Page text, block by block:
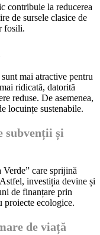
contribuie la reducerea
de sursele clasice de
fosili.
mai atractive pentru
ridicată, datorită
reduse. De asemenea,
locuințe sustenabile.
subvenții și
Verde” care sprijină
investiția devine și
de finanțare prin
proiecte ecologice.
de viață